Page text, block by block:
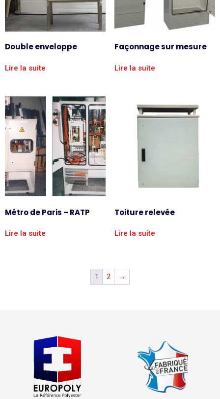
Double enveloppe
Lire la suite
Façonnage sur mesure
Lire la suite
Métro de Paris – RATP
Lire la suite
Toiture relevée
Lire la suite
1 2 →